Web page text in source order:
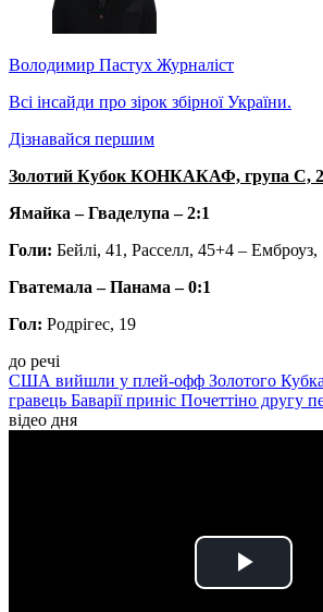
Володимир Пастух Журналіст
Всі інсайди про зірок збірної України.
Дізнавайся першим
Золотий Кубок КОНКАКАФ, група C,
Ямайка – Гваделупа – 2:1
Голи: Бейлі, 41, Расселл, 45+4 – Емброуз,
Гватемала – Панама – 0:1
Гол: Родрігес, 19
до речі
США вийшли у плей-офф Золотого
гравець Баварії приніс Почеттіно другу
відео дня
Play